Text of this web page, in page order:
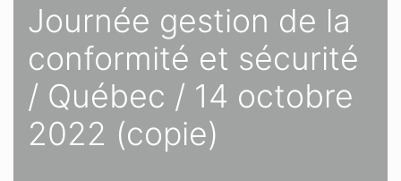
Journée gestion de la
conformité et sécurité
/ Québec / 14 octobre
2022 (copie)